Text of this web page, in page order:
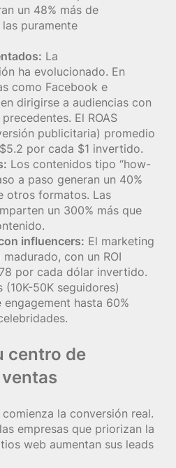
un 48% más de
puramente
La
ha evolucionado. En
como Facebook e
dirigirse a audiencias con
El ROAS
publicitaria) promedio
por cada $1 invertido.
Los contenidos tipo “how-
a paso generan un 40%
otros formatos. Las
un 300% más que
influencers: El marketing
con un ROI
por cada dólar invertido.
50K seguidores)
engagement hasta 60%
centro de
la conversión real.
empresas que priorizan la
web aumentan sus leads